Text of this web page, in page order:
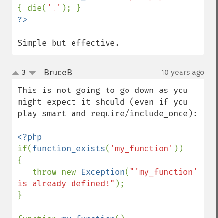
{ die( '!'
Simple but effective.
up
down
3 BruceB 10 years ago
This is not going to go down as you
might expect it should (even if you
play smart and require/include_once):
if(function_exists( 'my_function' ))
{
   throw new
Exception( "'my_function'
is already defined!" );
}